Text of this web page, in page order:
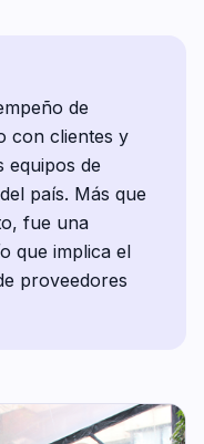
de
con clientes y
equipos de
país. Más que
fue una
que implica el
proveedores